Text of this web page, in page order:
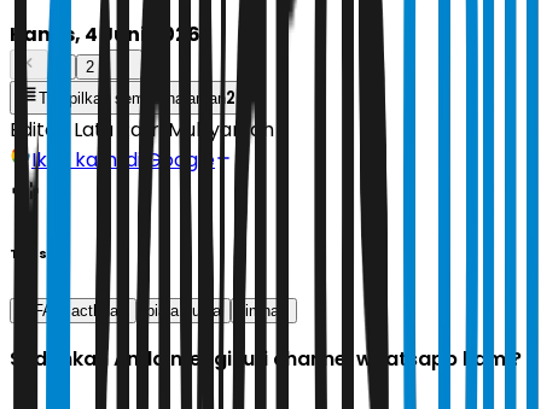
Kamis, 4 Juni 2026
2
Tampilkan semua halaman2
Editor: Latu Ratri Mubyarsah
Ikuti kami di Google
Tags
FIFA Macthday piala dunia timnas
Sudahkah Anda mengikuti channel whatsapp kami?